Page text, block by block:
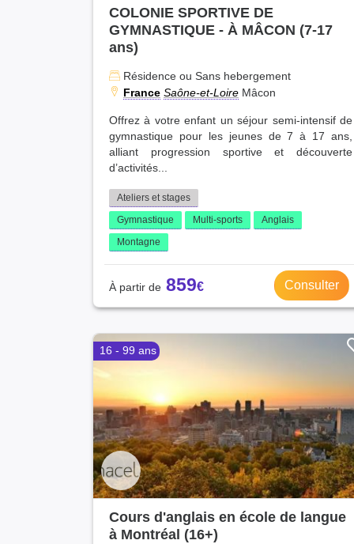
COLONIE SPORTIVE DE
GYMNASTIQUE - À MÂCON (7-17
ans)
Résidence ou Sans hebergement
France Saône-et-Loire Mâcon
Offrez à votre enfant un séjour semi-intensif de
gymnastique pour les jeunes de 7 à 17 ans,
alliant progression sportive et découverte
d’activités...
Ateliers et stages
Gymnastique
Multi-sports
Anglais
Montagne
859 Consulter
16 - 99 ans
Cours d'anglais en école de langue
à Montréal (16+)